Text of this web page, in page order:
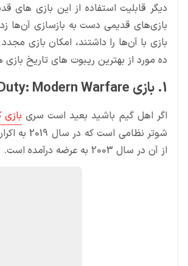
دیگر قابلیت استفاده از این بازی های
بازی‌های قدیمی دست به بازسازی آن‌ها
بازی با آن‌ها را داشتند، امکان بازی
ده مورد از بهترین ریبوت های تاریخ
1. بازی Call of Duty: Modern Warfare
اگر اهل گیم باشید بعید است سری بازی‌
از آن در سال 2003 به عرضه درآمده است.